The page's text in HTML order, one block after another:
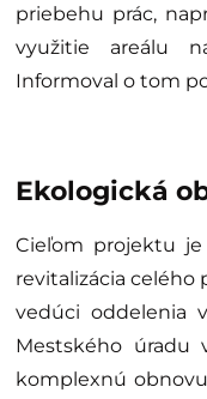
priebehu prác,
využitie areálu
Informoval o tom
Ekologická
Cieľom projektu
revitalizácia celého
vedúci oddelenia
Mestského úradu
komplexnú